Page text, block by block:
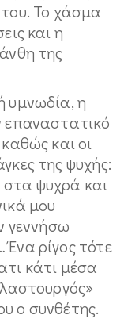
Το χάσμα
και η
της
υμνωδία, η
επαναστατικό
και οι
της ψυχής:
ψυχρά και
μου
γεννήσω
ρίγος τότε
κάτι μέσα
ο συνθέτης.